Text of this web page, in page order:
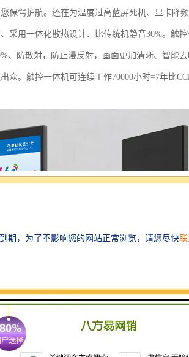
保驾护航。还在为温度过高蓝屏死机、显卡降
采用一体化散热设计、比传统机静音30%。触
、防散射，防止漫反射，画面更加清晰、智能
众。触控一体机可连续工作70000小时=7年比